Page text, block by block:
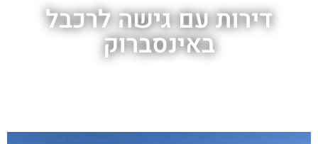
דירות עם גישה לרכבל
באינסברוק